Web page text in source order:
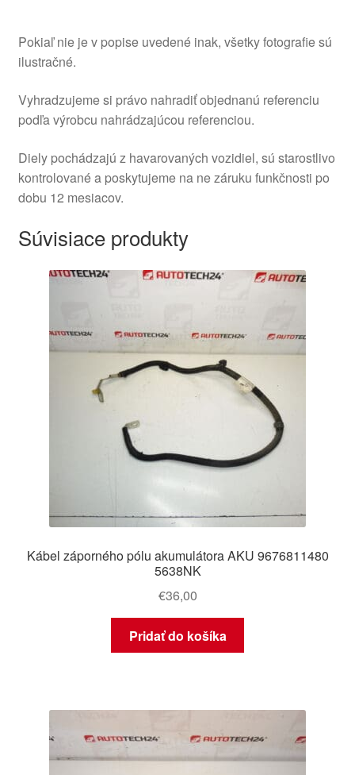
Pokiaľ nie je v popise uvedené inak, všetky fotografie sú
ilustračné.
Vyhradzujeme si právo nahradiť objednanú referenciu
podľa výrobcu nahrádzajúcou referenciou.
Diely pochádzajú z havarovaných vozidiel, sú starostlivo
kontrolované a poskytujeme na ne záruku funkčnosti po
dobu 12 mesiacov.
Súvisiace produkty
Kábel záporného pólu akumulátora AKU 9676811480
5638NK
€36,00
Pridať do košíka